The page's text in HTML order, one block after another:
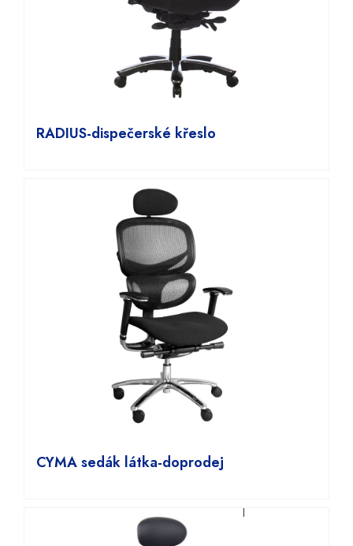
RADIUS-dispečerské křeslo
CYMA sedák látka-doprodej